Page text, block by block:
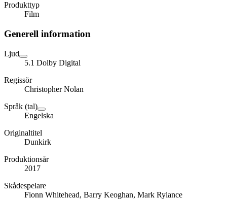
Produkttyp
Film
Generell information
Ljud
5.1 Dolby Digital
Regissör
Christopher Nolan
Språk (tal)
Engelska
Originaltitel
Dunkirk
Produktionsår
2017
Skådespelare
Fionn Whitehead, Barry Keoghan, Mark Rylance